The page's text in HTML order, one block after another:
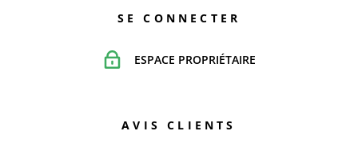
SE CONNECTER
ESPACE PROPRIÉTAIRE
AVIS CLIENTS